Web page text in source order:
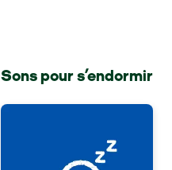
Sons pour s’endormir